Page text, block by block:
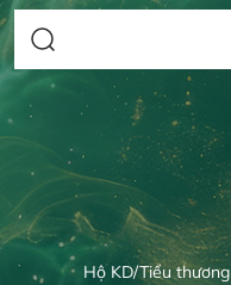
Hộ KD/Tiểu thương